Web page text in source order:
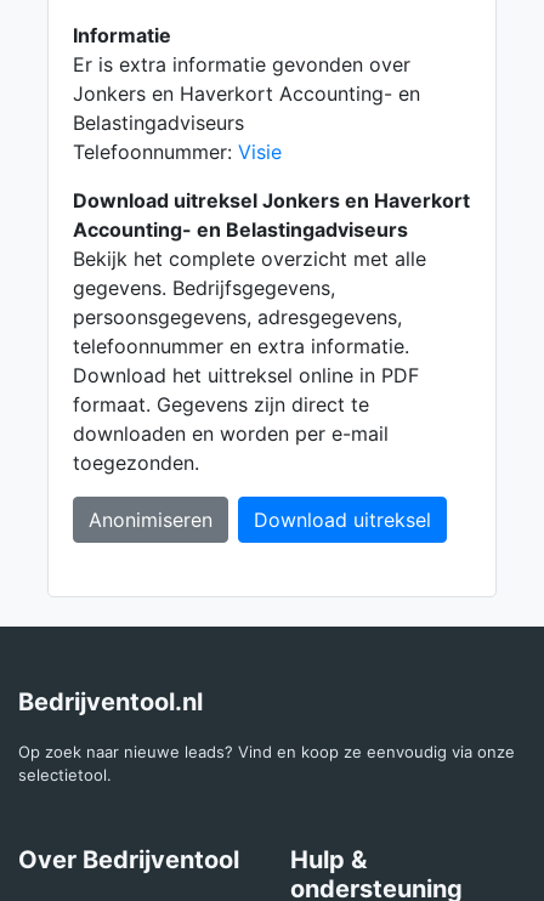
Informatie
Er is extra informatie gevonden over
Jonkers en Haverkort Accounting- en
Belastingadviseurs
Telefoonnummer: Visie
Download uitreksel Jonkers en Haverkort
Accounting- en Belastingadviseurs
Bekijk het complete overzicht met alle
gegevens. Bedrijfsgegevens,
persoonsgegevens, adresgegevens,
telefoonnummer en extra informatie.
Download het uittreksel online in PDF
formaat. Gegevens zijn direct te
downloaden en worden per e-mail
toegezonden.
Anonimiseren Download uitreksel
Bedrijventool.nl
Op zoek naar nieuwe leads? Vind en koop ze eenvoudig via onze
selectietool.
Over Bedrijventool
Hulp &
ondersteuning